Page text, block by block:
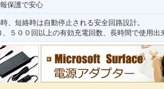
保護で安心
、短絡時は自動停止される安全回路設計。
５００回以上の有効充電回数、長時間で使用出